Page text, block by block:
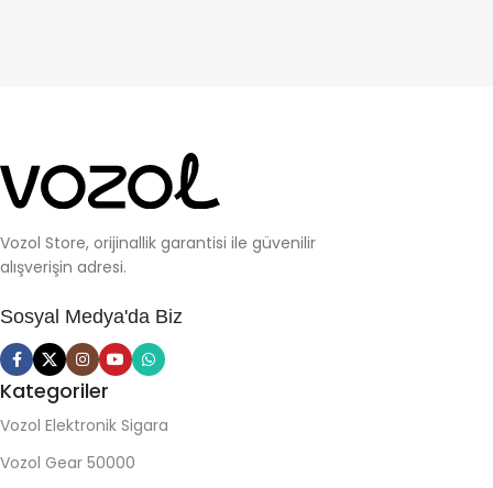
Vozol Store, orijinallik garantisi ile güvenilir
alışverişin adresi.
Sosyal Medya'da Biz
Kategoriler
Vozol Elektronik Sigara
Vozol Gear 50000